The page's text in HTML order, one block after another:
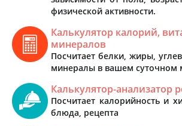
физической активности.
Калькулятор калорий,
минералов
Посчитает белки, жиры,
минералы в вашем суточном
Калькулятор-анализатор
Посчитает калорийность и
блюда, рецепта